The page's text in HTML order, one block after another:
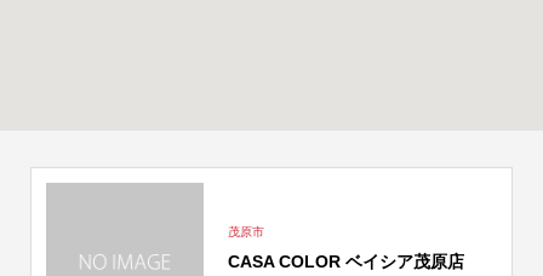
茂原市
CASA COLOR ベイシア茂原店